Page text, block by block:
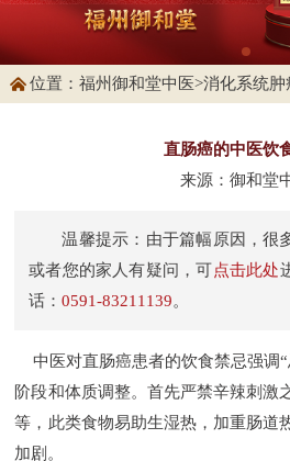
位置：福州御和堂中医>消化系统肿
直肠癌的中医饮
来源：御和堂
温馨提示：由于篇幅原因，很
或者您的家人有疑问，可点击此处
话：0591-83211139。
中医对直肠癌患者的饮食禁忌强调
阶段和体质调整。首先严禁辛辣刺激
等，此类食物易助生湿热，加重肠道
加剧。